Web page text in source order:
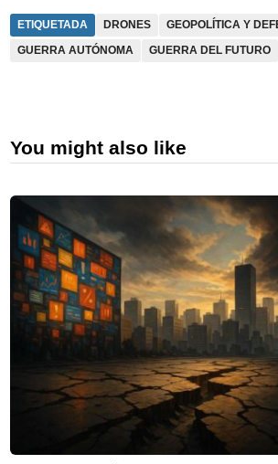
ETIQUETADA DRONES GEOPOLÍTICA Y
GUERRA AUTÓNOMA
GUERRA DEL FUTURO
You might also like